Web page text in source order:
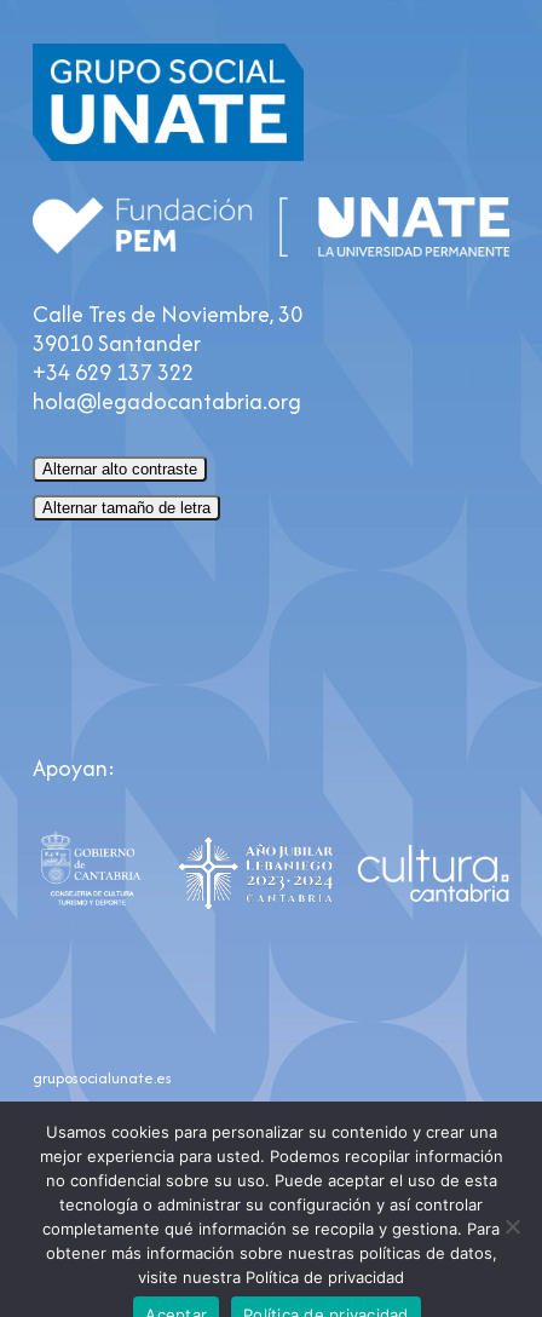
Calle Tres de Noviembre, 30
39010 Santander
+34 629 137 322
hola@legadocantabria.org
Alternar alto contraste
Alternar tamaño de letra
Apoyan:
gruposocialunate.es
youtubeinstagram
Usamos cookies para personalizar su contenido y crear una
mejor experiencia para usted. Podemos recopilar información
no confidencial sobre su uso. Puede aceptar el uso de esta
tecnología o administrar su configuración y así controlar
completamente qué información se recopila y gestiona. Para
obtener más información sobre nuestras políticas de datos,
visite nuestra Política de privacidad